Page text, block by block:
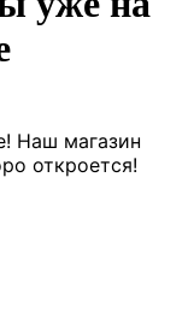
Наш магазин
откроется!